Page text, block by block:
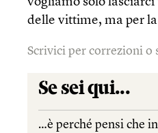
delle vittime, ma per
Scrivici per correzioni